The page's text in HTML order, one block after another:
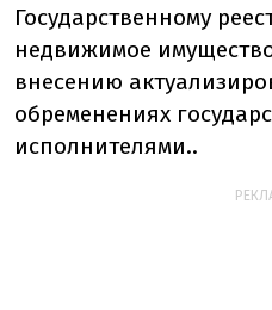
Государственному
недвижимое
внесению
обременениях
исполнителями..